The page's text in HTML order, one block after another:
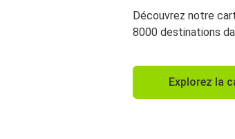
Découvrez notre
8000 destinations
Explorez la